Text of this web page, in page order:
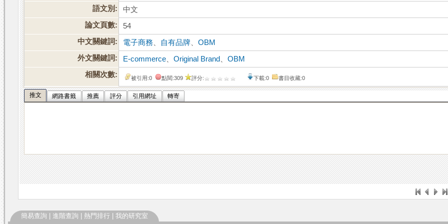
語文別:
中文
論文頁數:
54
中文關鍵詞:
電子商務 自有品牌 、OBM
外文關鍵詞:
E-commerce 、Original Brand 、OBM
相關次數:
被引用:0 點閱:309 評分: 下載:0 書目收藏:0
推文 網路書籤 推薦 評分 引用網址 轉寄
簡易查詢 進階查詢 熱門排行 我的研究室